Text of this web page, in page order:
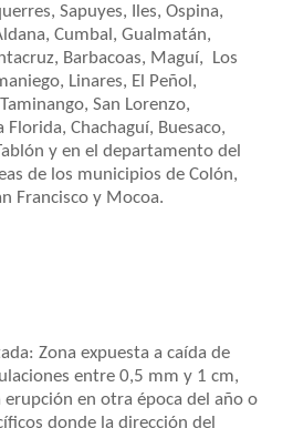
Sapuyes, Iles, Ospina,
Cumbal, Gualmatán,
Barbacoas, Maguí, Los
Linares, El Peñol,
San Lorenzo,
Florida, Chachaguí, Buesaco,
y en el departamento del
de los municipios de Colón,
Francisco y Mocoa.
Zona expuesta a caída de
entre 0,5 mm y 1 cm,
en otra época del año o
donde la dirección del